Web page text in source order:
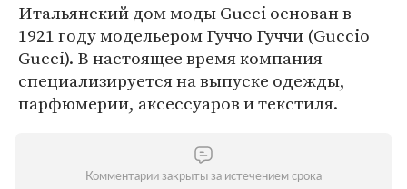
Итальянский дом моды Gucci основан в
1921 году модельером Гуччо Гуччи (Guccio
Gucci). В настоящее время компания
специализируется на выпуске одежды,
парфюмерии, аксессуаров и текстиля.
Комментарии закрыты за истечением срока